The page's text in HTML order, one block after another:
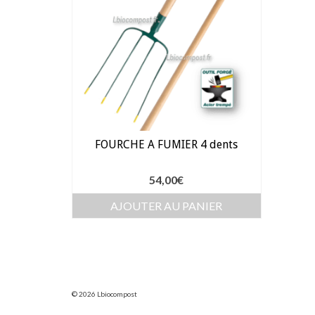
FOURCHE A FUMIER 4 dents
54,00€
AJOUTER AU PANIER
© 2026 Lbiocompost